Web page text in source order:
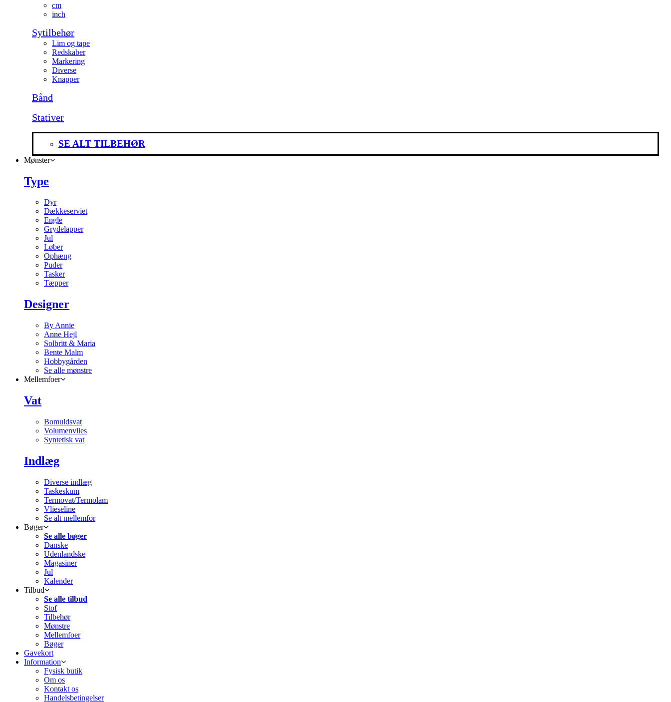
cm
inch
Sytilbehør
Lim og tape
Redskaber
Markering
Diverse
Knapper
Bånd
Stativer
SE ALT TILBEHØR
Mønster
Type
Dyr
Dækkeserviet
Engle
Grydelapper
Jul
Løber
Ophæng
Puder
Tasker
Tæpper
Designer
By Annie
Anne Hejl
Solbritt & Maria
Bente Malm
Hobbygården
Se alle mønstre
Mellemfoer
Vat
Bomuldsvat
Volumenvlies
Syntetisk vat
Indlæg
Diverse indlæg
Taskeskum
Termovat/Termolam
Vlieseline
Se alt mellemfor
Bøger
Se alle bøger
Danske
Udenlandske
Magasiner
Jul
Kalender
Tilbud
Se alle tilbud
Stof
Tilbehør
Mønstre
Mellemfoer
Bøger
Gavekort
Information
Fysisk butik
Om os
Kontakt os
Handelsbetingelser